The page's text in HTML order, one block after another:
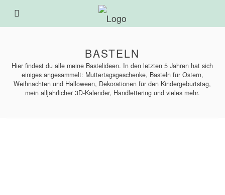
BASTELN
Hier findest du alle meine Bastelideen. In den letzten 5 Jahren hat sich
einiges angesammelt: Muttertagsgeschenke, Basteln für Ostern,
Weihnachten und Halloween, Dekorationen für den Kindergeburtstag,
mein alljährlicher 3D-Kalender, Handlettering und vieles mehr.